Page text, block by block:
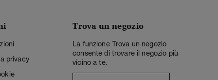
privacy
Trova un negozio
La funzione Trova un negozio
consente di trovare il negozio più
vicino a te.